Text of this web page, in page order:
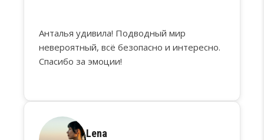
Анталья удивила! Подводный мир
невероятный, всё безопасно и интересно.
Спасибо за эмоции!
Lena